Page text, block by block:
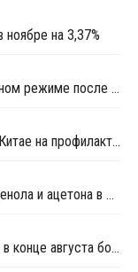
на 3,37%
ZPC загрузила завод БФА в Китае в штатном режиме после перезапуска
CSPC закрыла завод фенола и ацетона в Китае на профилактику
PTT Phenol в мае загрузила два завода фенола и ацетона в Таиланде на полную мощность
Запасы ацетона в Восточном Китае упали в конце августа более чем на четверть